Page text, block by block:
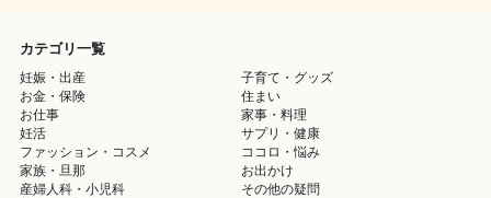
カテゴリ一覧
妊娠・出産
子育て・グッズ
お金・保険
住まい
お仕事
家事・料理
妊活
サプリ・健康
ファッション・コスメ
ココロ・悩み
家族・旦那
お出かけ
産婦人科・小児科
その他の疑問